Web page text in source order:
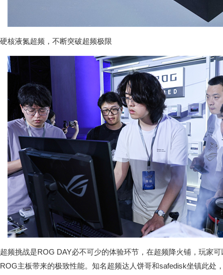
硬核液氮超频，不断突破超频极限
超频挑战是ROG DAY必不可少的体验环节，在超频降火铺，玩家
ROG主板带来的极致性能。知名超频达人饼哥和safedisk坐镇此处